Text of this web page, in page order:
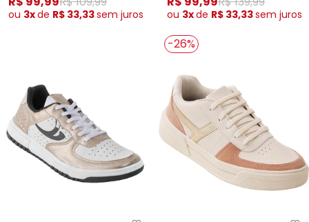
ou 3xde R$ 33,33sem juros ou 3xde R$ 33,33sem juros
-26%